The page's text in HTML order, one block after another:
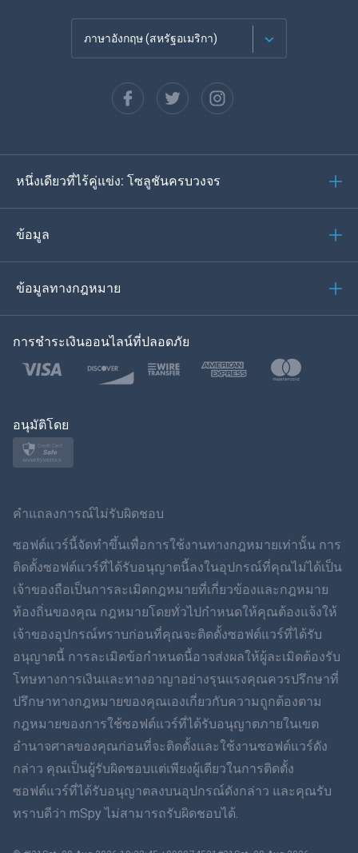
ภาษาอังกฤษ (สหรัฐอเมริกา)
Español
ภาษาเยอรมัน
โปรตุเกส
ภาษาไทย
โปแลนด์
ภาษาไทย
Dansk
ฮินดี
ภาษาฮีบรู
โรมาเนีย
กรีก
หนึ่งเดียวที่ไร้คู่แข่ง: โซลูชันครบวงจร
ข้อมูล
ข้อมูลทางกฎหมาย
การชำระเงินออนไลน์ที่ปลอดภัย
อนุมัติโดย
คำแถลงการณ์ไม่รับผิดชอบ
ซอฟต์แวร์นี้จัดทำขึ้นเพื่อการใช้งานทางกฎหมายเท่านั้น การ
ติดตั้งซอฟต์แวร์ที่ได้รับอนุญาตนี้ลงในอุปกรณ์ที่คุณไม่ได้เป็น
เจ้าของถือเป็นการละเมิดกฎหมายที่เกี่ยวข้องและกฎหมาย
ท้องถิ่นของคุณ กฎหมายโดยทั่วไปกำหนดให้คุณต้องแจ้งให้
เจ้าของอุปกรณ์ทราบก่อนที่คุณจะติดตั้งซอฟต์แวร์ที่ได้รับ
อนุญาตนี้ การละเมิดข้อกำหนดนี้อาจส่งผลให้ผู้ละเมิดต้องรับ
โทษทางการเงินและทางอาญาอย่างรุนแรงคุณควรปรึกษาที่
ปรึกษาทางกฎหมายของคุณเองเกี่ยวกับความถูกต้องตาม
กฎหมายของการใช้ซอฟต์แวร์ที่ได้รับอนุญาตภายในเขต
อำนาจศาลของคุณก่อนที่จะติดตั้งและใช้งานซอฟต์แวร์ดัง
กล่าว คุณเป็นผู้รับผิดชอบแต่เพียงผู้เดียวในการติดตั้ง
ซอฟต์แวร์ที่ได้รับอนุญาตลงบนอุปกรณ์ดังกล่าว และคุณรับ
ทราบดีว่า mSpy ไม่สามารถรับผิดชอบได้.